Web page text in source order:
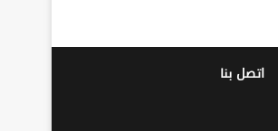
اتصل بنا